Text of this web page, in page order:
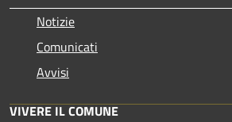
Notizie
Comunicati
Avvisi
VIVERE IL COMUNE